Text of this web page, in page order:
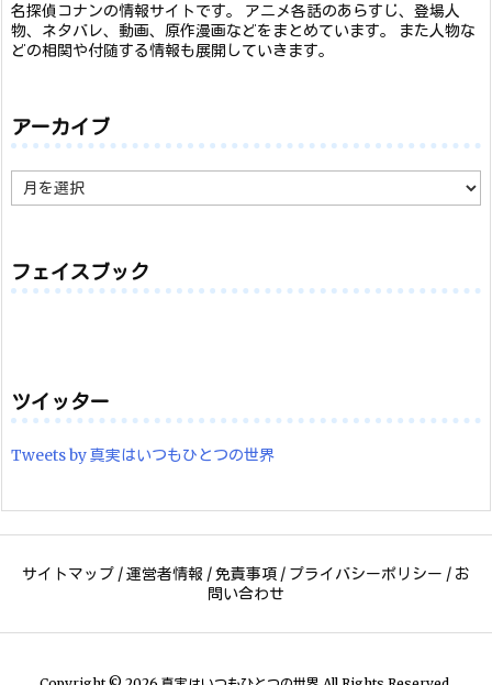
名探偵コナンの情報サイトです。 アニメ各話のあらすじ、登場人
物、ネタバレ、動画、原作漫画などをまとめています。 また人物な
どの相関や付随する情報も展開していきます。
アーカイブ
ー
フェイスブック
ツイッター
Tweets by 真実はいつもひとつの世界
サイトマップ /運営者情報 /免責事項 / プライバシーポリシー / お
問い合わせ